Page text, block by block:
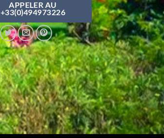
APPELER AU
+33(0)494973226